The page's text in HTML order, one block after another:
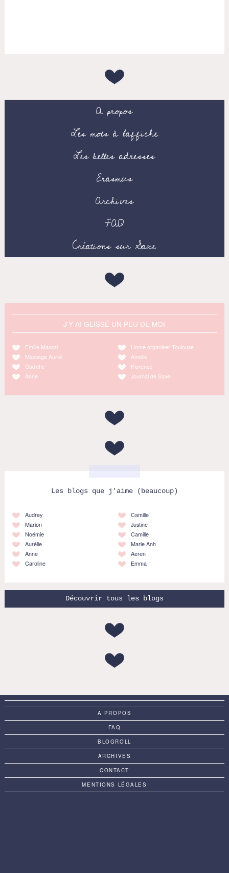
A propos
Les mots à l’affiche
Les belles adresses
Erasmus
Archives
FAQ
Créations sur Saxe
J'Y AI GLISSÉ UN PEU DE MOI
Emilie Massal
Massage Auriol
Godiche
Anne
Home organiser Toulouse
Amélie
Florence
Journal de Saxe
Les blogs que j'aime (beaucoup)
Audrey
Marion
Noémie
Aurélie
Anne
Caroline
Camille
Justine
Camille
Marie Anh
Aeren
Emma
Découvrir tous les blogs
A PROPOS
FAQ
BLOGROLL
ARCHIVES
CONTACT
MENTIONS LÉGALES